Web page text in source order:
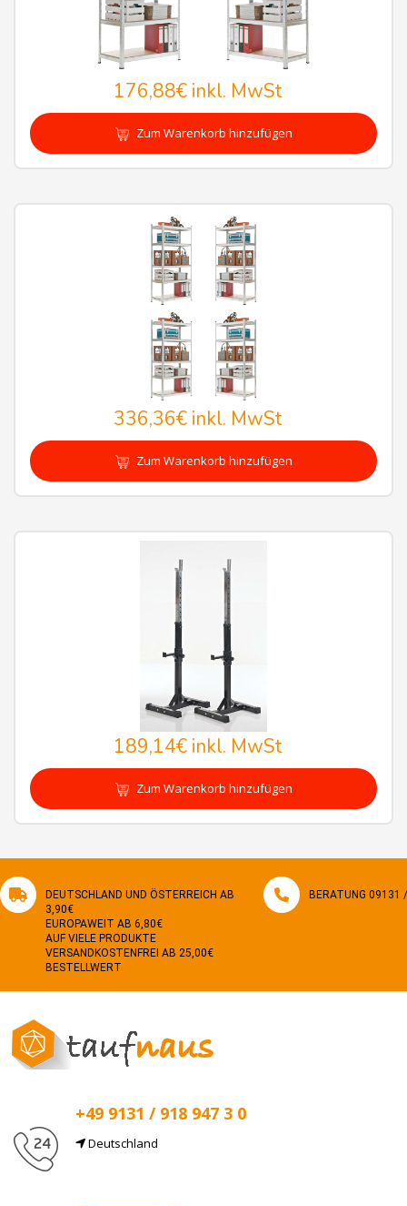
176,88€inkl. MwSt
Zum Warenkorb hinzufügen
336,36€inkl. MwSt
Zum Warenkorb hinzufügen
189,14€inkl. MwSt
Zum Warenkorb hinzufügen
DEUTSCHLAND UND ÖSTERREICH AB
3,90€
EUROPAWEIT AB 6,80€
AUF VIELE PRODUKTE
VERSANDKOSTENFREI AB 25,00€
BESTELLWERT
BERATUNG 09131
+49 9131 / 918 947 3 0
Deutschland